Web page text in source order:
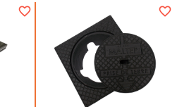
favorite_border favorite_border